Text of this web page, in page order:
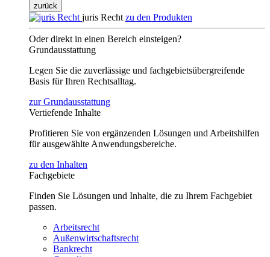
zurück
juris Recht zu den Produkten
Oder direkt in einen Bereich einsteigen?
Grundausstattung
Legen Sie die zuverlässige und fachgebietsübergreifende
Basis für Ihren Rechtsalltag.
zur Grundausstattung
Vertiefende Inhalte
Profitieren Sie von ergänzenden Lösungen und Arbeitshilfen
für ausgewählte Anwendungsbereiche.
zu den Inhalten
Fachgebiete
Finden Sie Lösungen und Inhalte, die zu Ihrem Fachgebiet
passen.
Arbeitsrecht
Außenwirtschaftsrecht
Bankrecht